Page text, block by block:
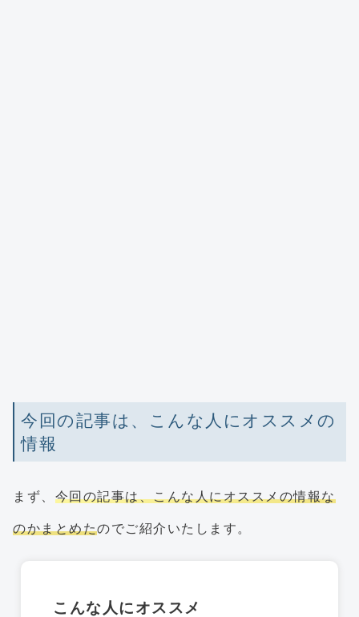
今回の記事は、こんな人にオススメの
情報
まず、 今回の記事は、こんな人にオススメの情報な
のかまとめたのでご紹介いたします。
こんな人にオススメ